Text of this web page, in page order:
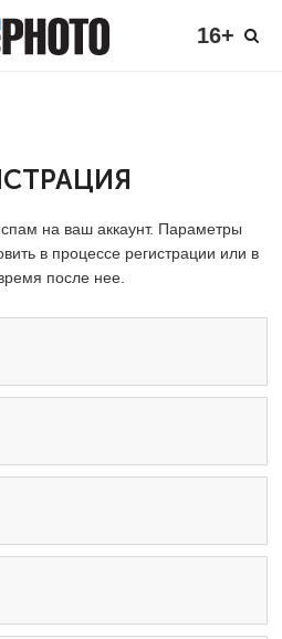
16+
на ваш аккаунт. Параметры
в процессе регистрации или в
после нее.